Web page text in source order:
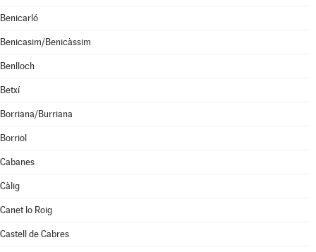
Benicarló
Benicasim/Benicàssim
Benlloch
Betxí
Borriana/Burriana
Borriol
Cabanes
Càlig
Canet lo Roig
Castell de Cabres